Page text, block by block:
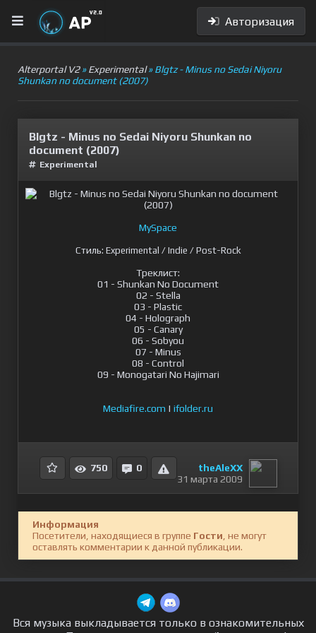
Авторизация
Alterportal V2»Experimental» Blgtz - Minus no Sedai Niyoru
Shunkan no dоcument (2007)
Blgtz - Minus no Sedai Niyoru Shunkan no
dоcument (2007)
Experimental
MySpace
Стиль: Experimental / Indie / Post-Rock
Треклист:
01 - Shunkan No Document
02 - Stella
03 - Plastic
04 - Holograph
05 - Canary
06 - Sobyou
07 - Minus
08 - Control
09 - Monogatari No Hajimari
Mediafire.com | ifolder.ru
750 0
theAleXX
31 марта 2009
Информация
Посетители, находящиеся в группе Гости , не могут
оставлять комментарии к данной публикации.
Вся музыка выкладывается только в ознакомительных